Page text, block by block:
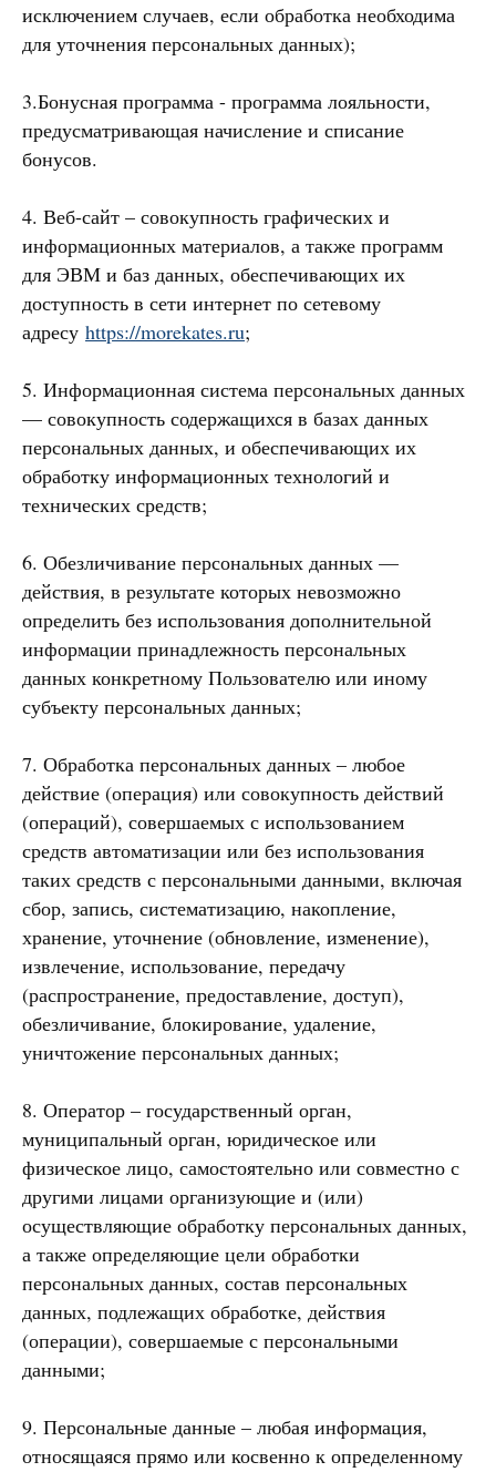
исключением случаев, если обработка необходима
для уточнения персональных данных);
3.Бонусная программа - программа лояльности,
предусматривающая начисление и списание
бонусов.
4. Веб-сайт – совокупность графических и
информационных материалов, а также программ
для ЭВМ и баз данных, обеспечивающих их
доступность в сети интернет по сетевому
адресу https://morekates.ru;
5. Информационная система персональных данных
— совокупность содержащихся в базах данных
персональных данных, и обеспечивающих их
обработку информационных технологий и
технических средств;
6. Обезличивание персональных данных —
действия, в результате которых невозможно
определить без использования дополнительной
информации принадлежность персональных
данных конкретному Пользователю или иному
субъекту персональных данных;
7. Обработка персональных данных – любое
действие (операция) или совокупность действий
(операций), совершаемых с использованием
средств автоматизации или без использования
таких средств с персональными данными, включая
сбор, запись, систематизацию, накопление,
хранение, уточнение (обновление, изменение),
извлечение, использование, передачу
(распространение, предоставление, доступ),
обезличивание, блокирование, удаление,
уничтожение персональных данных;
8. Оператор – государственный орган,
муниципальный орган, юридическое или
физическое лицо, самостоятельно или совместно с
другими лицами организующие и (или)
осуществляющие обработку персональных данных,
а также определяющие цели обработки
персональных данных, состав персональных
данных, подлежащих обработке, действия
(операции), совершаемые с персональными
данными;
9. Персональные данные – любая информация,
относящаяся прямо или косвенно к определенному